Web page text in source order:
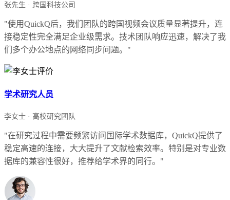
张先生 · 跨国科技公司
"使用QuickQ后，我们团队的跨国视频会议质量显著提升，连
接稳定性完全满足企业级需求。技术团队响应迅速，解决了我
们多个办公地点的网络同步问题。"
学术研究人员
李女士 · 高校研究团队
"在研究过程中需要频繁访问国际学术数据库，QuickQ提供了
稳定高速的连接，大大提升了文献检索效率。特别是对专业数
据库的兼容性很好，推荐给学术界的同行。"